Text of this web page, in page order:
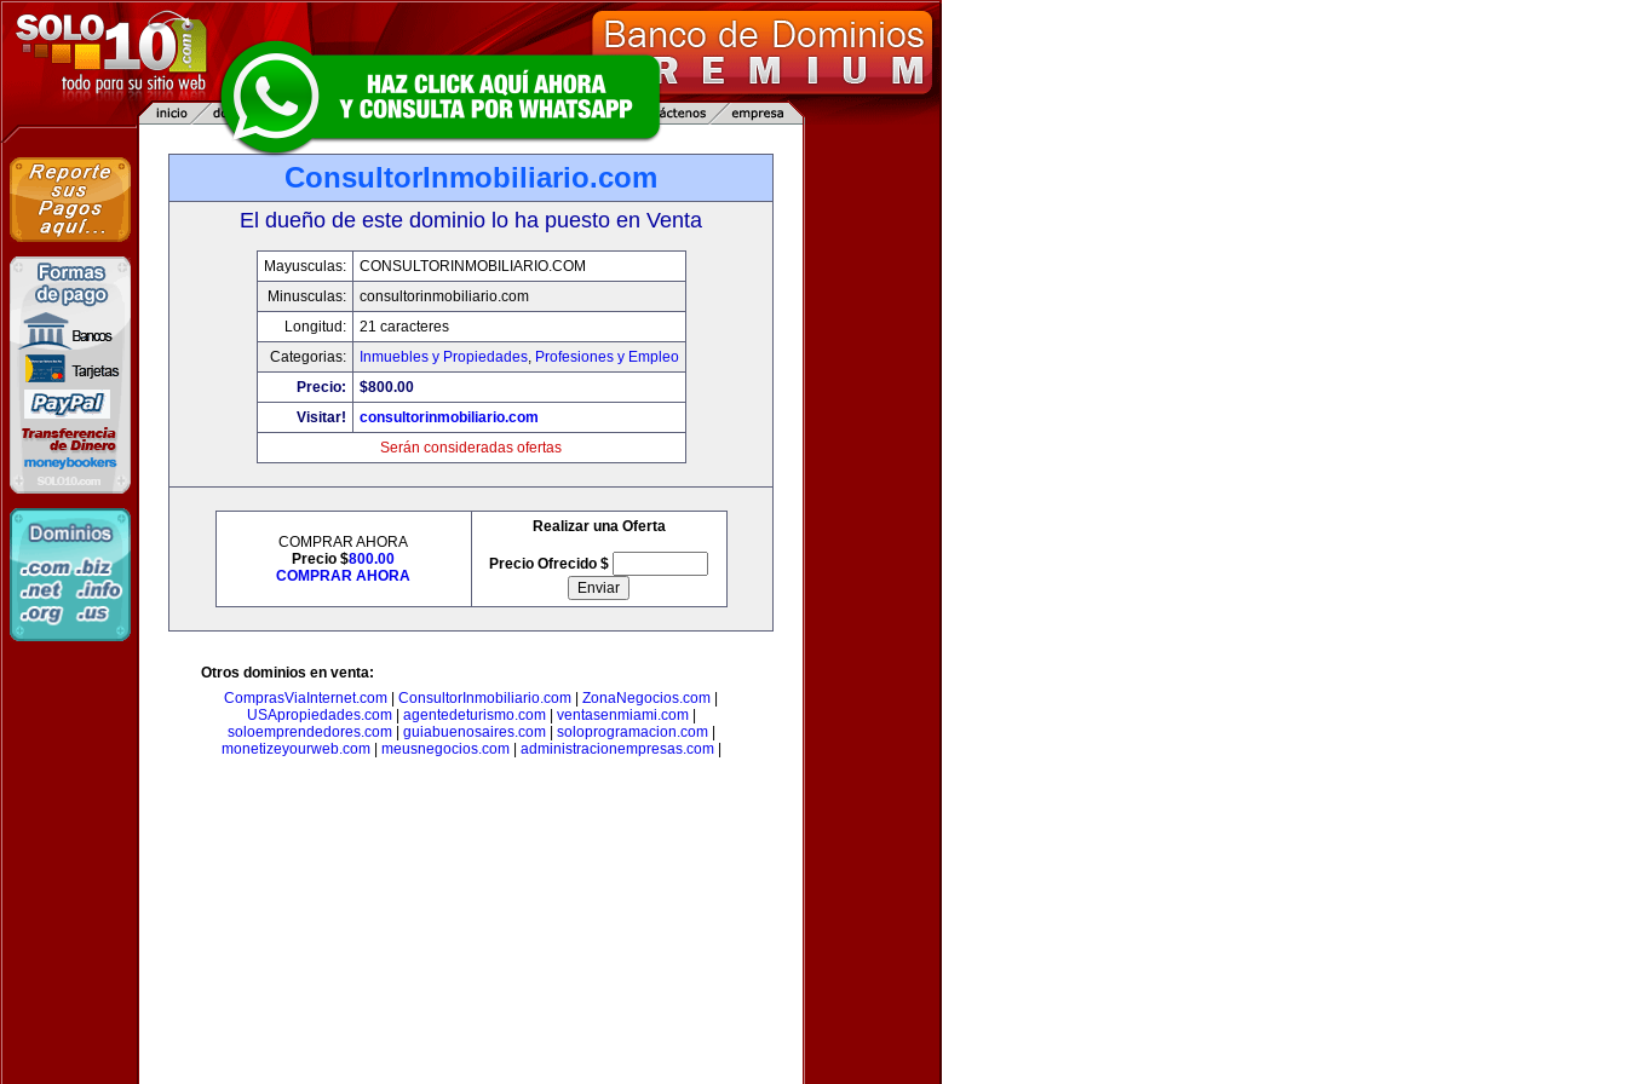
ConsultorInmobiliario.com
El dueño de este dominio lo ha puesto en Venta
Mayusculas:
CONSULTORINMOBILIARIO.COM
Minusculas:
consultorinmobiliario.com
Longitud:
21 caracteres
Categorias:
Inmuebles y Propiedades, Profesiones y Empleo
Precio:
$800.00
Visitar!
consultorinmobiliario.com
Serán consideradas ofertas
COMPRAR AHORA
Precio $800.00
COMPRAR AHORA
Realizar una Oferta
Precio Ofrecido $
Otros dominios en venta:
ComprasViaInternet.com
ConsultorInmobiliario.com ZonaNegocios.com
USApropiedades.com| agentedeturismo.com| ventasenmiami.com|
soloemprendedores.com| guiabuenosaires.com| soloprogramacion.com|
monetizeyourweb.com| meusnegocios.com| administracionempresas.com|